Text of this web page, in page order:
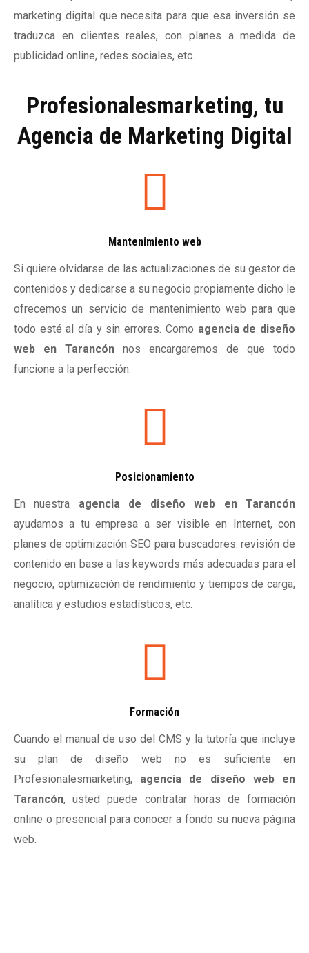
marketing digital que necesita para que esa inversión se
traduzca en clientes reales, con planes a medida de
publicidad online, redes sociales, etc.
Profesionalesmarketing, tu
Agencia de Marketing Digital
Mantenimiento web
Si quiere olvidarse de las actualizaciones de su gestor de
contenidos y dedicarse a su negocio propiamente dicho le
ofrecemos un servicio de mantenimiento web para que
todo esté al día y sin errores. Como agencia de diseño
web en Tarancón nos encargaremos de que todo
funcione a la perfección.
Posicionamiento
En nuestra agencia de diseño web en Tarancón
ayudamos a tu empresa a ser visible en Internet, con
planes de optimización SEO para buscadores: revisión de
contenido en base a las keywords más adecuadas para el
negocio, optimización de rendimiento y tiempos de carga,
analítica y estudios estadísticos, etc.
Formación
Cuando el manual de uso del CMS y la tutoría que incluye
su plan de diseño web no es suficiente en
Profesionalesmarketing, agencia de diseño web en
Tarancón, usted puede contratar horas de formación
online o presencial para conocer a fondo su nueva página
web.